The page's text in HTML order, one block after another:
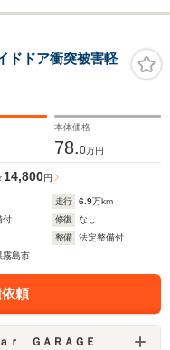
ドア衝突被害軽
本体価格
78.0万円
14,800円
走行 6.9万km
付 修復
なし
整備
法定整備付
霧島市
頼
ＧＡＲＡＧＥ 霧島店